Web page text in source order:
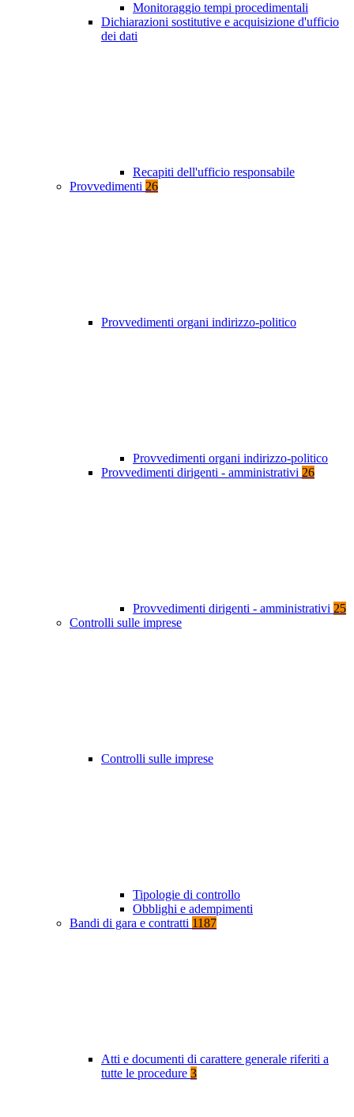
Monitoraggio tempi procedimentali
Dichiarazioni sostitutive e acquisizione d'ufficio
dei dati
Recapiti dell'ufficio responsabile
Provvedimenti 26
Provvedimenti organi indirizzo-politico
Provvedimenti organi indirizzo-politico
Provvedimenti dirigenti - amministrativi 26
Provvedimenti dirigenti - amministrativi 25
Controlli sulle imprese
Controlli sulle imprese
Tipologie di controllo
Obblighi e adempimenti
Bandi di gara e contratti 1187
Atti e documenti di carattere generale riferiti a
tutte le procedure 3